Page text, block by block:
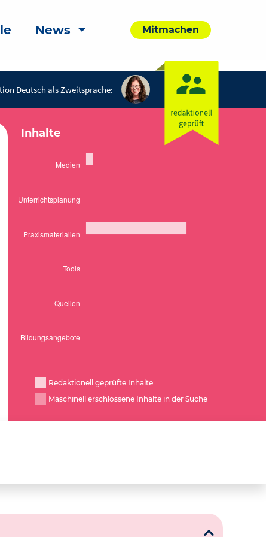
News Mitmachen
Deutsch als Zweitsprache:
Inhalte
Redaktionell geprüfte Inhalte
Maschinell erschlossene Inhalte in der Suche